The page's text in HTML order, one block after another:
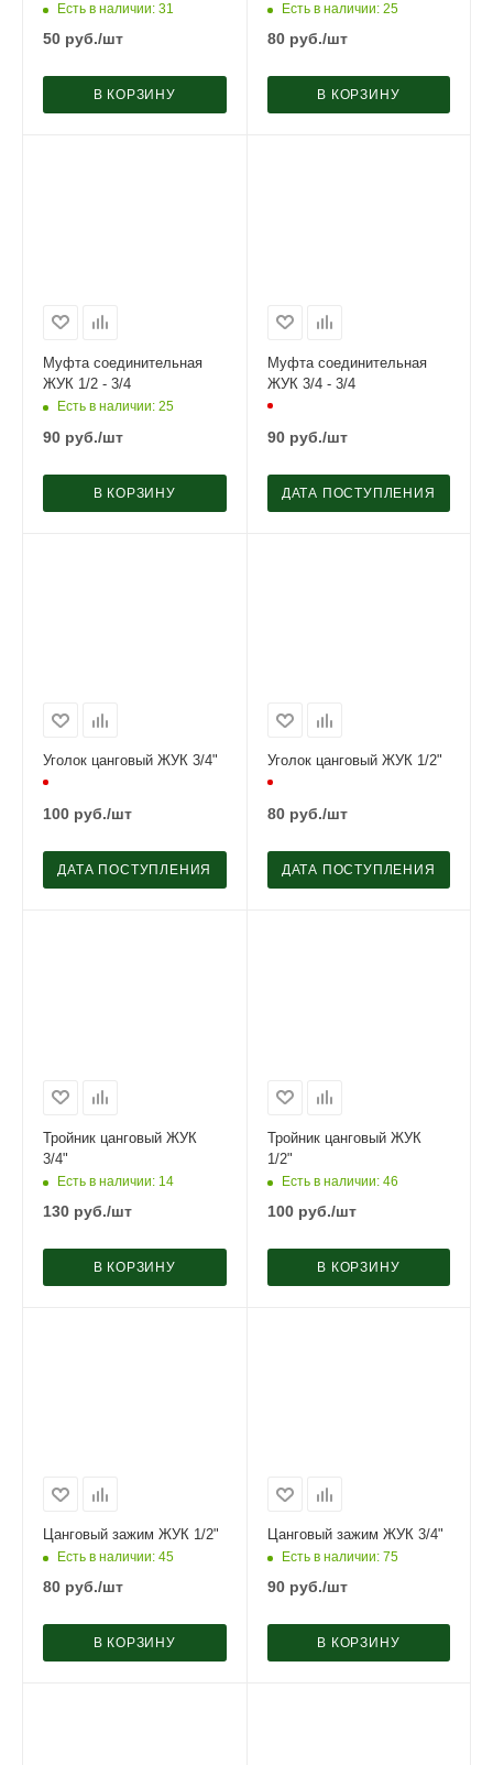
Есть в наличии: 31
50 руб./шт
В КОРЗИНУ
Есть в наличии: 25
80руб./шт
В КОРЗИНУ
Муфта соединительная
ЖУК 1/2 - 3/4
Есть в наличии: 25
90 руб./шт
В КОРЗИНУ
Муфта соединительная
ЖУК 3/4 - 3/4
90руб./шт
ДАТА ПОСТУПЛЕНИЯ
Уголок цанговый ЖУК 3/4"
100 руб./шт
ДАТА ПОСТУПЛЕНИЯ
Уголок цанговый ЖУК 1/2"
80руб./шт
ДАТА ПОСТУПЛЕНИЯ
Тройник цанговый ЖУК
3/4"
Есть в наличии: 14
130 руб./шт
В КОРЗИНУ
Тройник цанговый ЖУК
1/2"
Есть в наличии: 46
100руб./шт
В КОРЗИНУ
Цанговый зажим ЖУК 1/2"
Есть в наличии: 45
80 руб./шт
В КОРЗИНУ
Цанговый зажим ЖУК 3/4"
Есть в наличии: 75
90руб./шт
В КОРЗИНУ